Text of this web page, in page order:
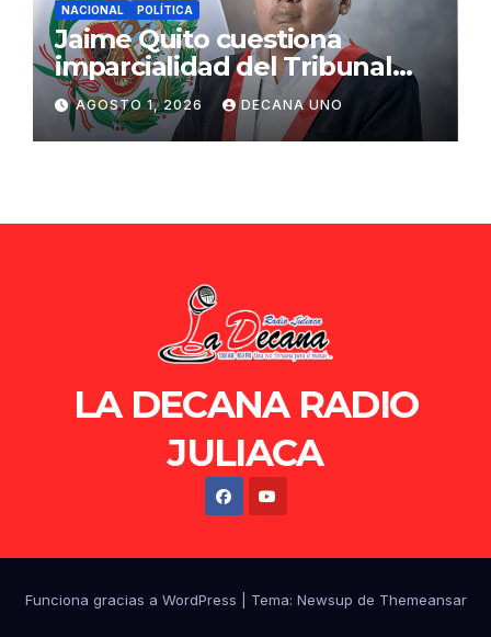
NACIONAL POLÍTICA
Jaime Quito cuestiona
imparcialidad del Tribunal
Constitucional tras liberación
de Ollanta Humala
AGOSTO 1, 2026 DECANA UNO
LA DECANA RADIO
JULIACA
Funciona gracias a WordPress Tema: Newsup de Themeansar